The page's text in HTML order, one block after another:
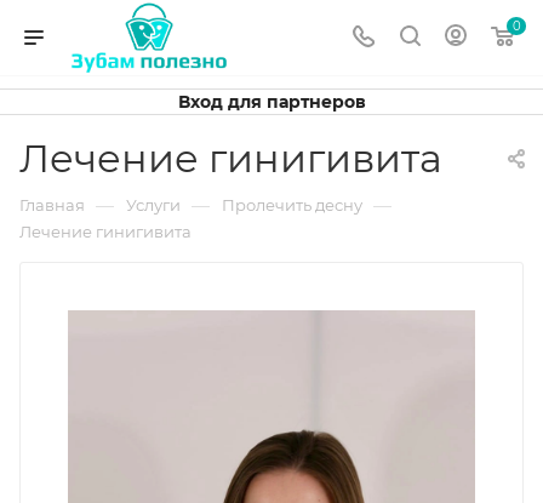
0
Вход для партнеров
Лечение гинигивита
Главная — Услуги — Пролечить десну —
Лечение гинигивита